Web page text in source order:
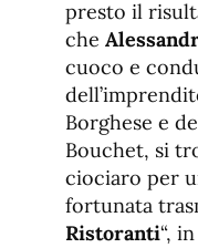
presto il
che
cuoco e
Borghese e
Bouchet, si
ciociaro per
fortunata
Ristoranti“,